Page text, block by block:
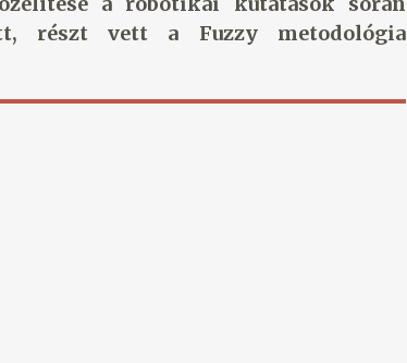
részt vett a Fuzzy metodológia